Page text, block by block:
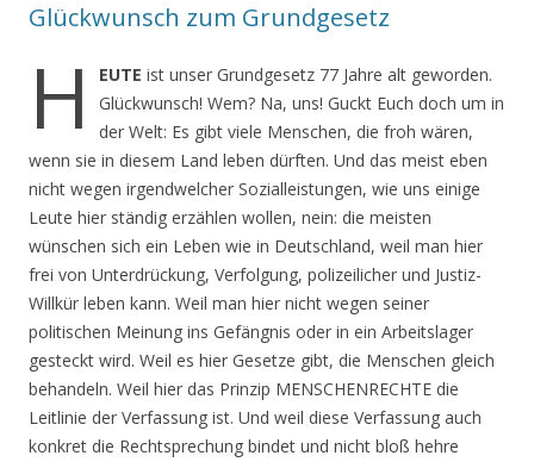
Glückwunsch zum Grundgesetz
H EUTE ist unser Grundgesetz 77 Jahre alt geworden.
Glückwunsch! Wem? Na, uns! Guckt Euch doch um in
der Welt: Es gibt viele Menschen, die froh wären,
wenn sie in diesem Land leben dürften. Und das meist eben
nicht wegen irgendwelcher Sozialleistungen, wie uns einige
Leute hier ständig erzählen wollen, nein: die meisten
wünschen sich ein Leben wie in Deutschland, weil man hier
frei von Unterdrückung, Verfolgung, polizeilicher und Justiz-
Willkür leben kann. Weil man hier nicht wegen seiner
politischen Meinung ins Gefängnis oder in ein Arbeitslager
gesteckt wird. Weil es hier Gesetze gibt, die Menschen gleich
behandeln. Weil hier das Prinzip MENSCHENRECHTE die
Leitlinie der Verfassung ist. Und weil diese Verfassung auch
konkret die Rechtsprechung bindet und nicht bloß hehre